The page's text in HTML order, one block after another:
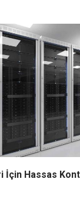
İçin Hassas